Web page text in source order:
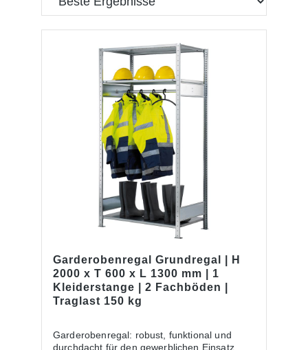
Garderobenregal Grundregal | H
2000 x T 600 x L 1300 mm | 1
Kleiderstange | 2 Fachböden |
Traglast 150 kg
Garderobenregal: robust, funktional und
durchdacht für den gewerblichen Einsatz